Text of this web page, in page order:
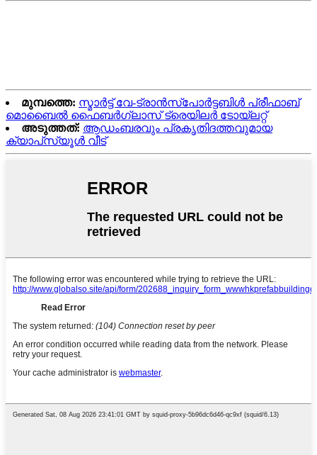
മുമ്പത്തെ: സ്മാർട്ട് വേ-ട്രാൻസ്പോർട്ടബിൾ പ്രീഫാബ്
മൊബൈൽ ഫൈബർഗ്ലാസ് ട്രെയിലർ ടോയ്ലറ്റ്
അടുത്തത്: ആഡംബരവും പ്രകൃതിദത്തവുമായ
ക്യാപ്‌സ്യൂൾ വീട്